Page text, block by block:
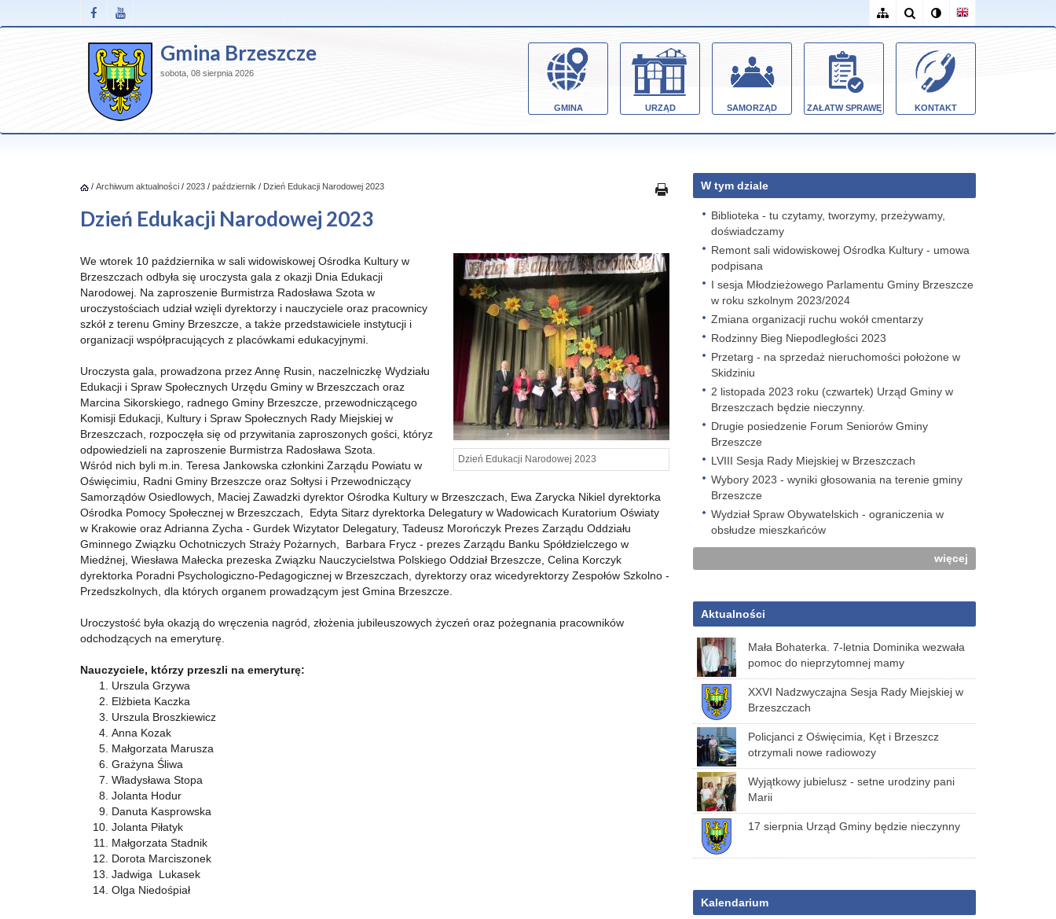
Gmina Brzeszcze
sobota, 08 sierpnia 2026
GMINA URZĄD SAMORZĄD ZAŁATW SPRAWĘ KONTAKT
/ Archiwum aktualności / 2023 / październik / Dzień Edukacji Narodowej 2023
Dzień Edukacji Narodowej 2023
Dzień Edukacji Narodowej 2023
We wtorek 10 października w sali widowiskowej Ośrodka Kultury w
Brzeszczach odbyła się uroczysta gala z okazji Dnia Edukacji
Narodowej. Na zaproszenie Burmistrza Radosława Szota w
uroczystościach udział wzięli dyrektorzy i nauczyciele oraz pracownicy
szkół z terenu Gminy Brzeszcze, a także przedstawiciele instytucji i
organizacji współpracujących z placówkami edukacyjnymi.
Uroczysta gala, prowadzona przez Annę Rusin, naczelniczkę Wydziału
Edukacji i Spraw Społecznych Urzędu Gminy w Brzeszczach oraz
Marcina Sikorskiego, radnego Gminy Brzeszcze, przewodniczącego
Komisji Edukacji, Kultury i Spraw Społecznych Rady Miejskiej w
Brzeszczach, rozpoczęła się od przywitania zaproszonych gości, któryz
odpowiedzieli na zaproszenie Burmistrza Radosława Szota.
Wśród nich byli m.in. Teresa Jankowska członkini Zarządu Powiatu w
Oświęcimiu, Radni Gminy Brzeszcze oraz Sołtysi i Przewodniczący
Samorządów Osiedlowych, Maciej Zawadzki dyrektor Ośrodka Kultury w Brzeszczach, Ewa Zarycka Nikiel dyrektorka
Ośrodka Pomocy Społecznej w Brzeszczach, Edyta Sitarz dyrektorka Delegatury w Wadowicach Kuratorium Oświaty
w Krakowie oraz Adrianna Zycha - Gurdek Wizytator Delegatury, Tadeusz Morończyk Prezes Zarządu Oddziału
Gminnego Związku Ochotniczych Straży Pożarnych, Barbara Frycz - prezes Zarządu Banku Spółdzielczego w
Miedźnej, Wiesława Małecka prezeska Związku Nauczycielstwa Polskiego Oddział Brzeszcze, Celina Korczyk
dyrektorka Poradni Psychologiczno-Pedagogicznej w Brzeszczach, dyrektorzy oraz wicedyrektorzy Zespołów Szkolno -
Przedszkolnych, dla których organem prowadzącym jest Gmina Brzeszcze.
Uroczystość była okazją do wręczenia nagród, złożenia jubileuszowych życzeń oraz pożegnania pracowników
odchodzących na emeryturę.
Nauczyciele, którzy przeszli na emeryturę:
Urszula Grzywa
Elżbieta Kaczka
Urszula Broszkiewicz
Anna Kozak
Małgorzata Marusza
Grażyna Śliwa
Władysława Stopa
Jolanta Hodur
Danuta Kasprowska
Jolanta Piłatyk
Małgorzata Stadnik
Dorota Marciszonek
Jadwiga Lukasek
Olga Niedośpiał
W tym dziale
Biblioteka - tu czytamy, tworzymy, przeżywamy,
doświadczamy
Remont sali widowiskowej Ośrodka Kultury - umowa
podpisana
I sesja Młodzieżowego Parlamentu Gminy Brzeszcze
w roku szkolnym 2023/2024
Zmiana organizacji ruchu wokół cmentarzy
Rodzinny Bieg Niepodległości 2023
Przetarg - na sprzedaż nieruchomości położone w
Skidziniu
2 listopada 2023 roku (czwartek) Urząd Gminy w
Brzeszczach będzie nieczynny.
Drugie posiedzenie Forum Seniorów Gminy
Brzeszcze
LVIII Sesja Rady Miejskiej w Brzeszczach
Wybory 2023 - wyniki głosowania na terenie gminy
Brzeszcze
Wydział Spraw Obywatelskich - ograniczenia w
obsłudze mieszkańców
więcej
Aktualności
Mała Bohaterka. 7-letnia Dominika wezwała
pomoc do nieprzytomnej mamy
XXVI Nadzwyczajna Sesja Rady Miejskiej w
Brzeszczach
Policjanci z Oświęcimia, Kęt i Brzeszcz
otrzymali nowe radiowozy
Wyjątkowy jubielusz - setne urodziny pani
Marii
17 sierpnia Urząd Gminy będzie nieczynny
Kalendarium